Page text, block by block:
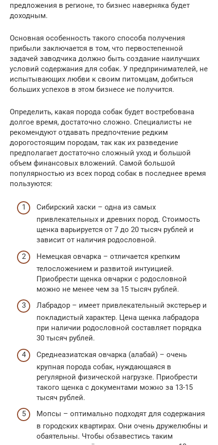
предложения в регионе, то бизнес наверняка будет
доходным.
Основная особенность такого способа получения
прибыли заключается в том, что первостепенной
задачей заводчика должно быть создание наилучших
условий содержания для собак. У предпринимателей, не
испытывающих любви к своим питомцам, добиться
больших успехов в этом бизнесе не получится.
Определить, какая порода собак будет востребована
долгое время, достаточно сложно. Специалисты не
рекомендуют отдавать предпочтение редким
дорогостоящим породам, так как их разведение
предполагает достаточно сложный уход и большой
объем финансовых вложений. Самой большой
популярностью из всех пород собак в последнее время
пользуются:
Сибирский хаски – одна из самых
привлекательных и древних пород. Стоимость
щенка варьируется от 7 до 20 тысяч рублей и
зависит от наличия родословной.
Немецкая овчарка – отличается крепким
телосложением и развитой интуицией.
Приобрести щенка овчарки с родословной
можно не менее чем за 15 тысяч рублей.
Лабрадор – имеет привлекательный экстерьер и
покладистый характер. Цена щенка лабрадора
при наличии родословной составляет порядка
30 тысяч рублей.
Среднеазиатская овчарка (алабай) – очень
крупная порода собак, нуждающаяся в
регулярной физической нагрузке. Приобрести
такого щенка с документами можно за 13-15
тысяч рублей.
Мопсы – оптимально подходят для содержания
в городских квартирах. Они очень дружелюбны и
обаятельны. Чтобы обзавестись таким